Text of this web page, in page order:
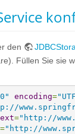
den
Füllen Sie sie
encoding=
="http://
="http://